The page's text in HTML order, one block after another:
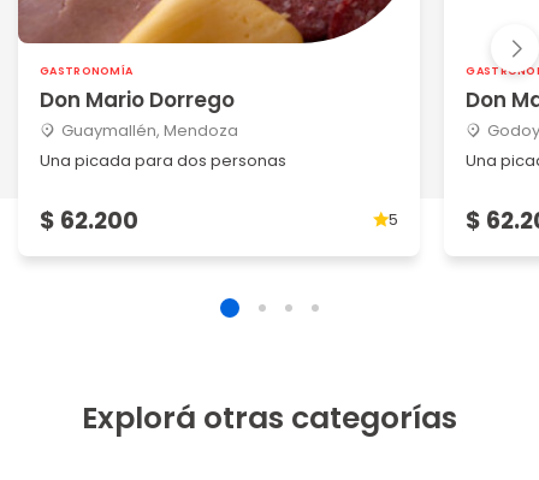
GASTRONOMÍA
Don Mario Dorrego
Guaymallén, Mendoza
Una picada para dos personas
$ 62.200 5
Don
Una
$
Explorá otras categorías